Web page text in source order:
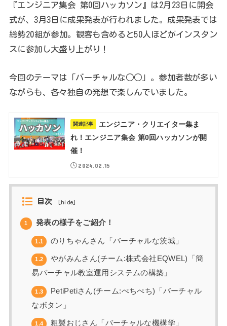
『エンジニア集会 第0回ハッカソン』は2月23日に開会
式が、3月3日に成果発表が行われました。成果発表では
総勢20組が参加。観客も含めると50人ほどがインスタン
スに参加し大盛り上がり！
今回のテーマは「バーチャルな○○」。参加者数が多い
ながらも、各々独自の発想で楽しんでいました。
関連記事
エンジニア・クリエイター集ま
れ！エンジニア集会 第0回ハッカソンが開
催！
2024.02.15
目次 [hide]
1 発表の様子をご紹介！
1.1 のりちゃんさん「バーチャルな茨城」
1.2
やがみんさん(チーム:株式会社EQWEL)「簡
易バーチャル教室運用システムの構築」
1.3
PetiPetiさん(チーム:ぺちぺち)「バーチャル
なボタン」
1.4 粗製おじさん「バーチャルな機構学」